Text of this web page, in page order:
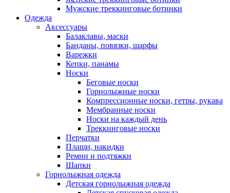
Мужские треккинговые ботинки
Одежда
Аксессуары
Балаклавы, маски
Банданы, повязки, шарфы
Варежки
Кепки, панамы
Носки
Беговые носки
Горнолыжные носки
Компрессионные носки, гетры, рукава
Мембранные носки
Носки на каждый день
Треккинговые носки
Перчатки
Плащи, накидки
Ремни и подтяжки
Шапки
Горнолыжная одежда
Детская горнолыжная одежда